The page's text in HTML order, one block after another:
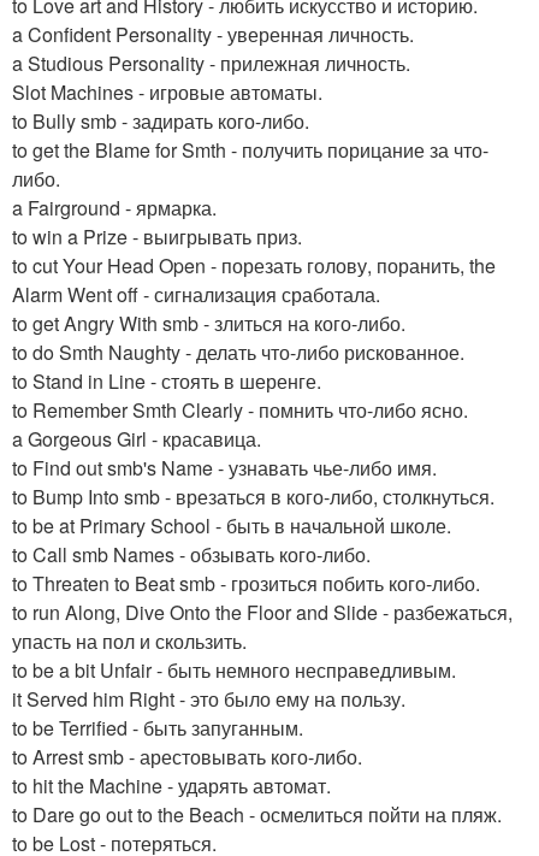
a Confident Personality - уверенная личность.
a Studious Personality - прилежная личность.
Slot Machines - игровые автоматы.
to Bully smb - задирать кого-либо.
to get the Blame for Smth - получить порицание за что-
либо.
a Fairground - ярмарка.
to win a Prize - выигрывать приз.
to cut Your Head Open - порезать голову, поранить, the
Alarm Went off - сигнализация сработала.
to get Angry With smb - злиться на кого-либо.
to do Smth Naughty - делать что-либо рискованное.
to Stand in Line - стоять в шеренге.
to Remember Smth Clearly - помнить что-либо ясно.
a Gorgeous Girl - красавица.
to Find out smb's Name - узнавать чье-либо имя.
to Bump Into smb - врезаться в кого-либо, столкнуться.
to be at Primary School - быть в начальной школе.
to Call smb Names - обзывать кого-либо.
to Threaten to Beat smb - грозиться побить кого-либо.
to run Along, Dive Onto the Floor and Slide - разбежаться,
упасть на пол и скользить.
to be a bit Unfair - быть немного несправедливым.
it Served him Right - это было ему на пользу.
to be Terrified - быть запуганным.
to Arrest smb - арестовывать кого-либо.
to hit the Machine - ударять автомат.
to Dare go out to the Beach - осмелиться пойти на пляж.
to be Lost - потеряться.